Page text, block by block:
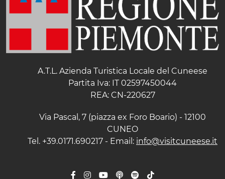
A.T.L. Azienda Turistica Locale del Cuneese
Partita Iva: IT 02597450044
REA: CN-220627
Via Pascal, 7 (piazza ex Foro Boario) - 12100
CUNEO
Tel. +39.0171.690217 - Email: info@visitcuneese.it